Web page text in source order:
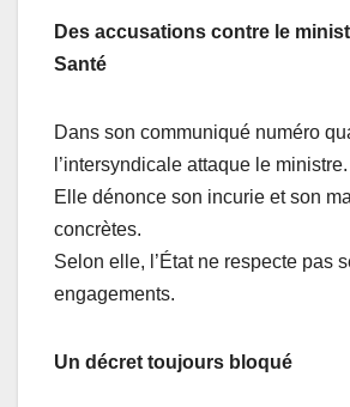
Des accusations contre le
Santé
Dans son communiqué numéro
l’intersyndicale attaque le ministre.
Elle dénonce son incurie et son
concrètes.
Selon elle, l’État ne respecte pas
engagements.
Un décret toujours bloqué